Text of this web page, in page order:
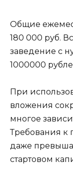
Общие
180 000 руб.
заведение с
1000000
При
вложения
многое
Требования к
даже
стартовом